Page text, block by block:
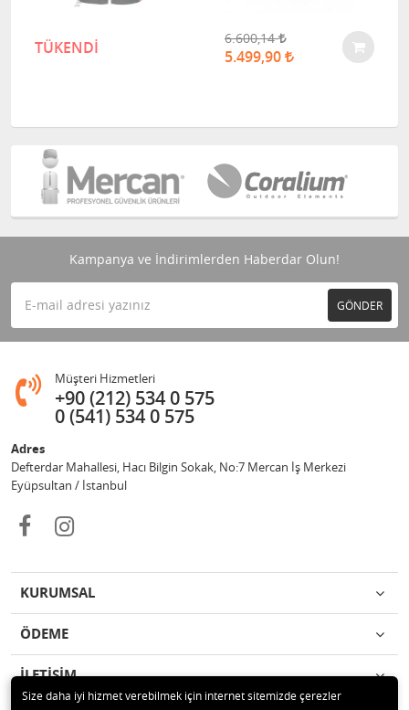
TÜKENDİ 6.600,14
5.499,90
Kampanya ve İndirimlerden Haberdar Olun!
GÖNDER
Müşteri Hizmetleri
+90 (212) 534 0 575
0 (541) 534 0 575
Adres
Defterdar Mahallesi, Hacı Bilgin Sokak, No:7 Mercan İş Merkezi
Eyüpsultan / İstanbul
KURUMSAL
ÖDEME
İLETİŞİM
Size daha iyi hizmet verebilmek için internet sitemizde çerezler